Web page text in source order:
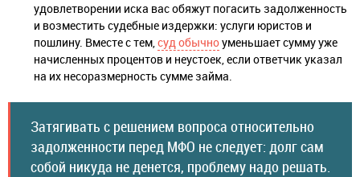
удовлетворении иска вас обяжут погасить задолженность
и возместить судебные издержки: услуги юристов и
пошлину. Вместе с тем,суд обычноуменьшает сумму уже
начисленных процентов и неустоек, если ответчик указал
на их несоразмерность сумме займа.
Затягивать с решением вопроса относительно
задолженности перед МФО не следует: долг сам
собой никуда не денется, проблему надо решать.